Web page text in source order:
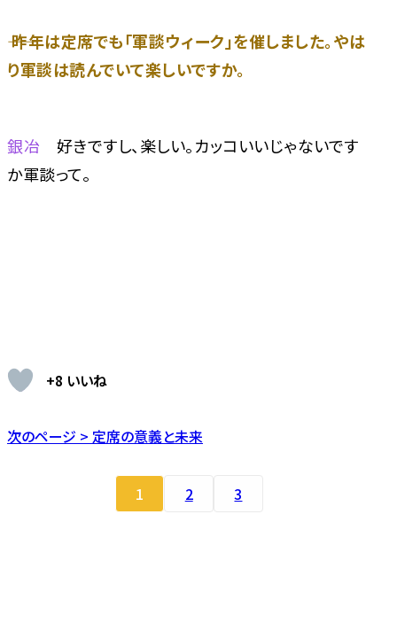
―― 昨年は定席でも「軍談ウィーク」を催しました。やは
り軍談は読んでいて楽しいですか。
銀冶 好きですし、楽しい。カッコいいじゃないです
か軍談って。
+8 いいね
次のページ > 定席の意義と未来
1 2 3